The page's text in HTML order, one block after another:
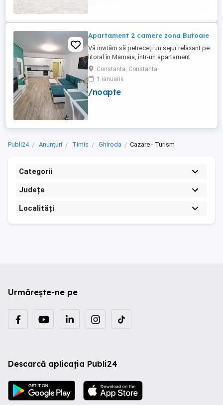
Apartament 2 camere zona Butoaie
Vă invităm să petreceți un sejur relaxant pe
litoral în Mamaia, într-un apartament
modern, situat în complexul Moonlight,
Residence, zona centrală una dintre cele
mai căutate locații din stațiune. Locație
excelentă la doar câțiva pași de plajă,
Constanta, Constanta
1 ianuarie
/noapte
Publi24 Anunțuri Timis Ghiroda Cazare - Turism
Categorii
Județe
Localități
Urmărește-ne pe
Descarcă aplicația Publi24